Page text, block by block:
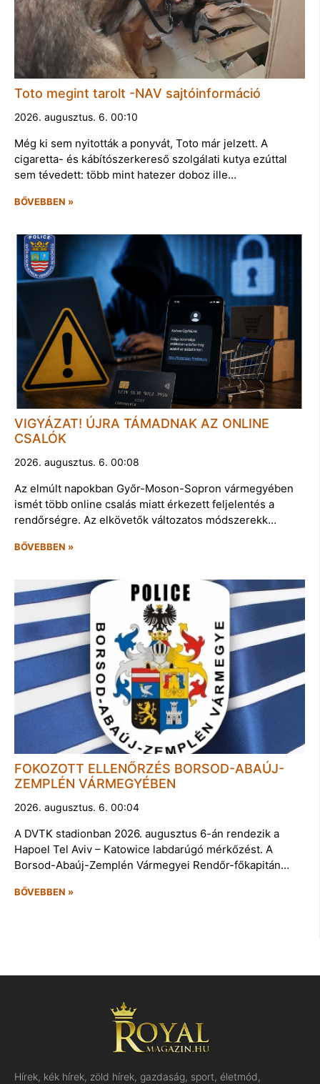
Toto megint tarolt -NAV sajtóinformáció
2026. augusztus. 6. 00:10
Még ki sem nyitották a ponyvát, Toto már jelzett. A
cigaretta- és kábítószerkereső szolgálati kutya ezúttal
sem tévedett: több mint hatezer doboz ille…
BŐVEBBEN »
VIGYÁZAT! ÚJRA TÁMADNAK AZ ONLINE
CSALÓK
2026. augusztus. 6. 00:08
Az elmúlt napokban Győr-Moson-Sopron vármegyében
ismét több online csalás miatt érkezett feljelentés a
rendőrségre. Az elkövetők változatos módszerekk…
BŐVEBBEN »
FOKOZOTT ELLENŐRZÉS BORSOD-ABAÚJ-
ZEMPLÉN VÁRMEGYÉBEN
2026. augusztus. 6. 00:04
A DVTK stadionban 2026. augusztus 6-án rendezik a
Hapoel Tel Aviv – Katowice labdarúgó mérkőzést. A
Borsod-Abaúj-Zemplén Vármegyei Rendőr-főkapitán…
BŐVEBBEN »
Hírek, kék hírek, zöld hírek, gazdaság, sport, életmód,